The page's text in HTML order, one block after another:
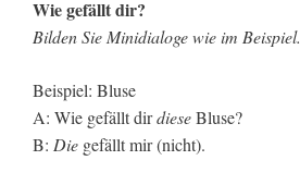
Wie gefällt dir?
Bilden Sie Minidialoge wie im Beispiel.
Beispiel: Bluse
A: Wie gefällt dirdieseBluse?
B: Die gefällt mir (nicht).